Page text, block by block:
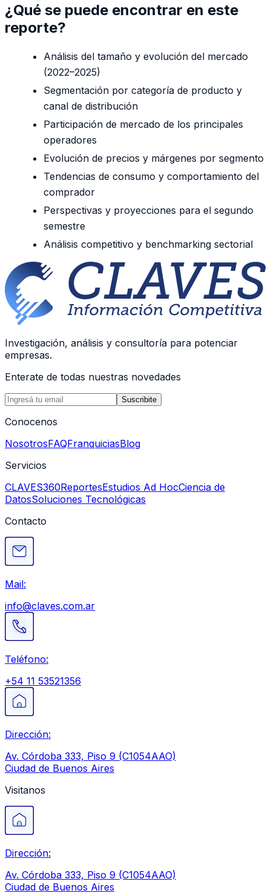
¿Qué se puede encontrar en este
reporte?
Análisis del tamaño y evolución del mercado
(2022–2025)
Segmentación por categoría de producto y
canal de distribución
Participación de mercado de los principales
operadores
Evolución de precios y márgenes por segmento
Tendencias de consumo y comportamiento del
comprador
Perspectivas y proyecciones para el segundo
semestre
Análisis competitivo y benchmarking sectorial
Investigación, análisis y consultoría para potenciar
empresas.
Enterate de todas nuestras novedades
Suscribite
Conocenos
NosotrosFAQFranquiciasBlog
Servicios
CLAVES360ReportesEstudios Ad HocCiencia de
DatosSoluciones Tecnológicas
Contacto
Mail:
info@claves.com.ar
Teléfono:
+54 11 53521356
Dirección:
Av. Córdoba 333, Piso 9 (C1054AAO)
Ciudad de Buenos Aires
Visitanos
Dirección:
Av. Córdoba 333, Piso 9 (C1054AAO)
Ciudad de Buenos Aires